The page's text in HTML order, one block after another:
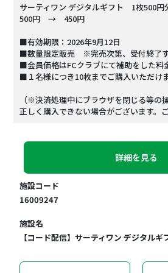
サーティワン デジタルギフト 1枚500円
500円 → 450円
■有効期限：2026年9月12日
■数量限定販売 ※完売次第、受付終了す
■会員価格はFCクラブにて補助をした料
■１名様につき10枚までご購入いただけま
（※決済処理中にブラウザを閉じる等の
正しく購入できない場合がございます。
詳細を見る
施設コード
16009247
施設名
【コード配信】サーティワン デジタルギ